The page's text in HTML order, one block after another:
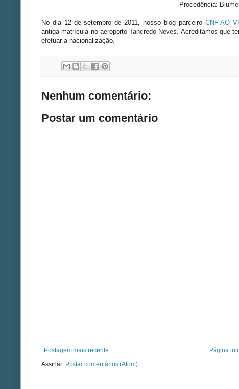
Procedência:
No dia 12 de setembro de 2011, nosso blog parceiro CNF AO
antiga matrícula no aeroporto Tancredo Neves. Acreditamos que
efetuar a nacionalização.
Nenhum comentário:
Postar um comentário
Postagem mais recente
Página
Assinar: Postar comentários (Atom)